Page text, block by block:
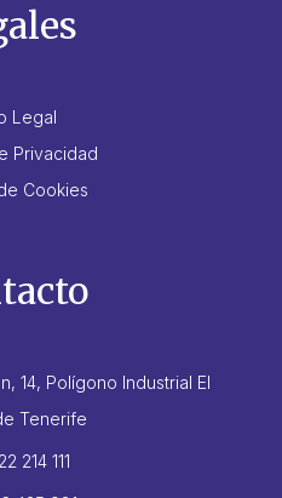
Legal
Privacidad
Cookies
14, Polígono Industrial El
Tenerife
214 111